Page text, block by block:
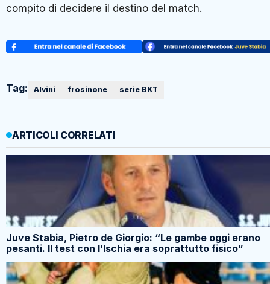
compito di decidere il destino del match.
Tag: Alvini frosinone serie BKT
ARTICOLI CORRELATI
Juve Stabia, Pietro de Giorgio: “Le gambe oggi erano
pesanti. Il test con l’Ischia era soprattutto fisico”